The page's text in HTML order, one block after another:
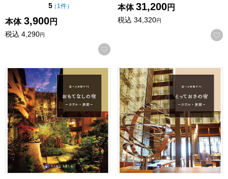
5点（5点満点中）
（ 1件の評価
）
本体 3,900円
税込 4,290円
お気に入りに登録する
本体 31,200円
税込 34,320円
選べる体験ギフト おもてなしの宿【カタログギフト】【贈
選べる体験ギフト とってお